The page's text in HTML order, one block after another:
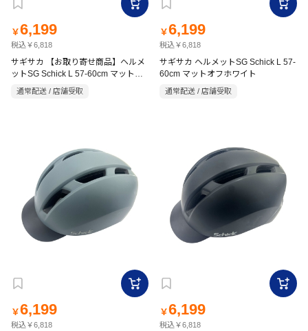
￥6,199
税込￥6,818
サギサカ 【お取り寄せ商品】ヘルメ
ットSG Schick L 57-60cm マットブ
ラック
通常配送 / 店舗受取
￥6,199
税込￥6,818
サギサカ ヘルメットSG Schick L 57-
60cm マットオフホワイト
通常配送 / 店舗受取
￥6,199
税込￥6,818
￥6,199
税込￥6,818